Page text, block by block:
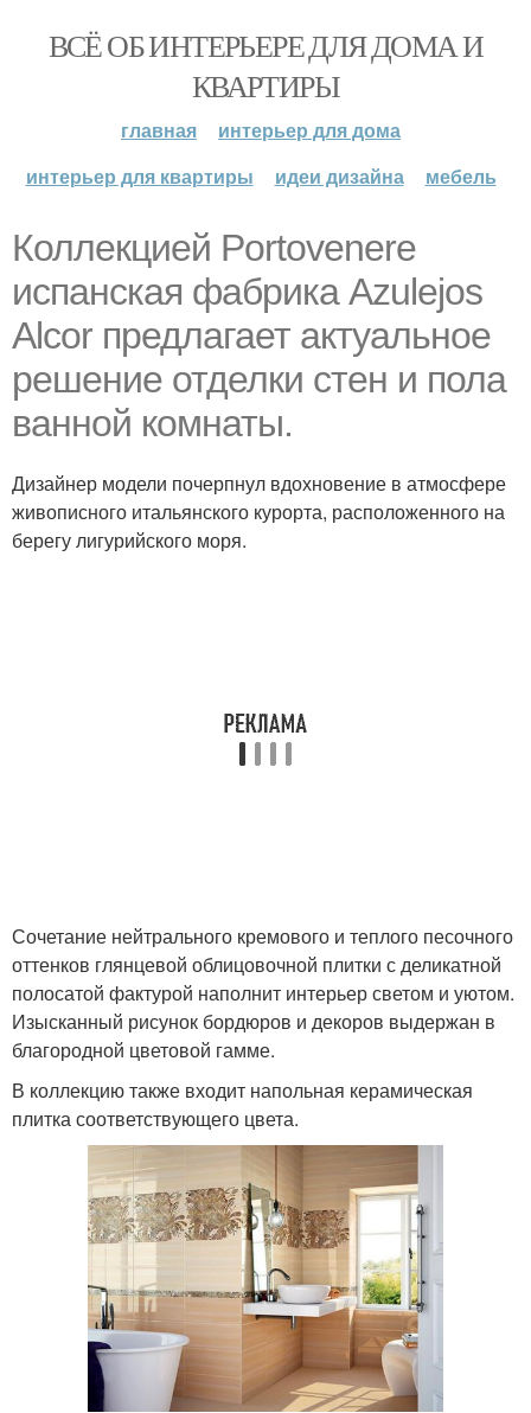
ВСЁ ОБ ИНТЕРЬЕРЕ ДЛЯ ДОМА И
КВАРТИРЫ
главная
интерьер для дома
интерьер для квартиры
идеи дизайна мебель
Коллекцией Portovenere
испанская фабрика Azulejos
Alcor предлагает актуальное
решение отделки стен и пола
ванной комнаты.
Дизайнер модели почерпнул вдохновение в атмосфере
живописного итальянского курорта, расположенного на
берегу лигурийского моря.
Сочетание нейтрального кремового и теплого песочного
оттенков глянцевой облицовочной плитки с деликатной
полосатой фактурой наполнит интерьер светом и уютом.
Изысканный рисунок бордюров и декоров выдержан в
благородной цветовой гамме.
В коллекцию также входит напольная керамическая
плитка соответствующего цвета.